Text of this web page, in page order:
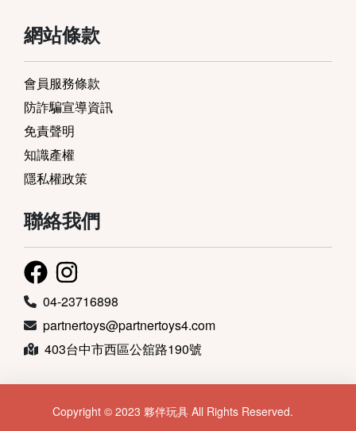
網站條款
會員服務條款
防詐騙宣導資訊
免責聲明
知識產權
隱私權政策
聯絡我們
04-23716898
partnertoys@partnertoys4.com
403台中市西區公舘路190號
Copyright © 2023 夥伴玩具 All Rights Reserved.